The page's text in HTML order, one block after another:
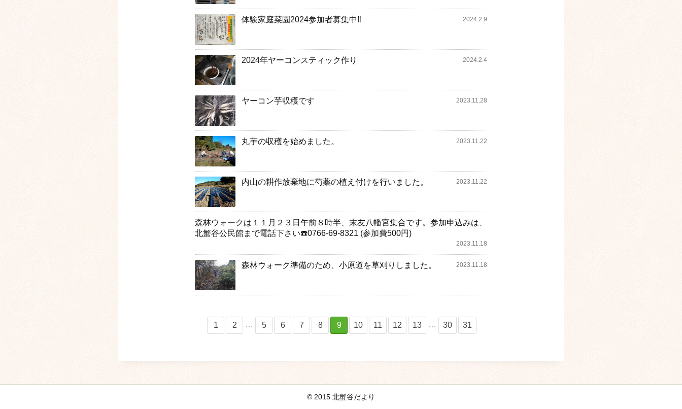
体験家庭菜園2024参加者募集中‼️ 2024.2.9
2024年ヤーコンスティック作り 2024.2.4
ヤーコン芋収穫です 2023.11.28
丸芋の収穫を始めました。 2023.11.22
内山の耕作放棄地に芍薬の植え付けを行いました。 2023.11.22
森林ウォークは１１月２３日午前８時半、末友八幡宮集合です。参加申込みは、
北蟹谷公民館まで電話下さい☎️0766-69-8321 (参加費500円)
2023.11.18
森林ウォーク準備のため、小原道を草刈りしました。 2023.11.18
1 2 … 5 6 7 8 9 10 11 12 13 … 30 31
© 2015 北蟹谷だより